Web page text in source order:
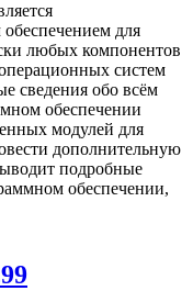
для
любых компонентов
систем
сведения обо всём
обеспечении
модулей для
дополнительную
подробные
обеспечении,